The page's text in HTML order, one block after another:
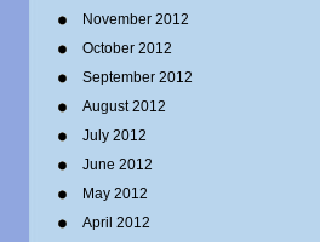
November 2012
October 2012
September 2012
August 2012
July 2012
June 2012
May 2012
April 2012